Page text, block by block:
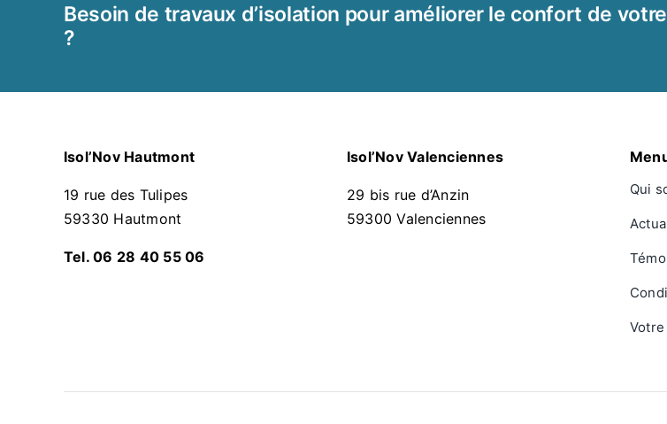
Besoin de travaux d’isolation pour améliorer le confort de
?
Isol’Nov Hautmont
19 rue des Tulipes
59330 Hautmont
Tel. 06 28 40 55 06
Isol’Nov Valenciennes
29 bis rue d’Anzin
59300 Valenciennes
Qui